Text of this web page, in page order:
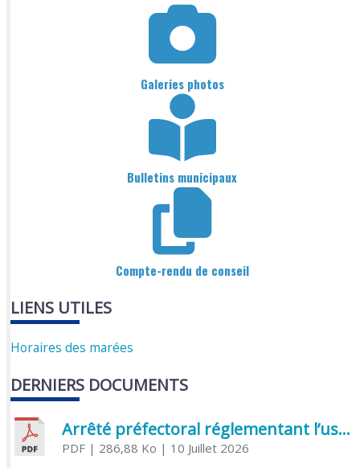
Galeries photos
Bulletins municipaux
Compte-rendu de conseil
LIENS UTILES
Horaires des marées
DERNIERS DOCUMENTS
Arrêté préfectoral réglementant l’usage de l’eau
PDF| 286,88 Ko | 10 Juillet 2026